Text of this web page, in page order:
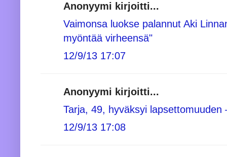
Anonyymi kirjoitti...
Vaimonsa luokse palannut Aki
myöntää virheensä"
12/9/13 17:07
Anonyymi kirjoitti...
Tarja, 49, hyväksyi
12/9/13 17:08